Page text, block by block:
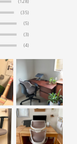
(128)
(35)
(5)
(3)
(4)